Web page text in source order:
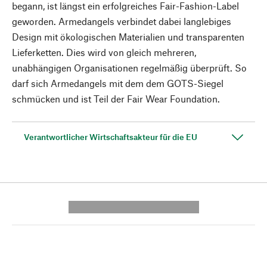
begann, ist längst ein erfolgreiches Fair-Fashion-Label
geworden. Armedangels verbindet dabei langlebiges
Design mit ökologischen Materialien und transparenten
Lieferketten. Dies wird von gleich mehreren,
unabhängigen Organisationen regelmäßig überprüft. So
darf sich Armedangels mit dem dem GOTS-Siegel
schmücken und ist Teil der Fair Wear Foundation.
Verantwortlicher Wirtschaftsakteur für die EU